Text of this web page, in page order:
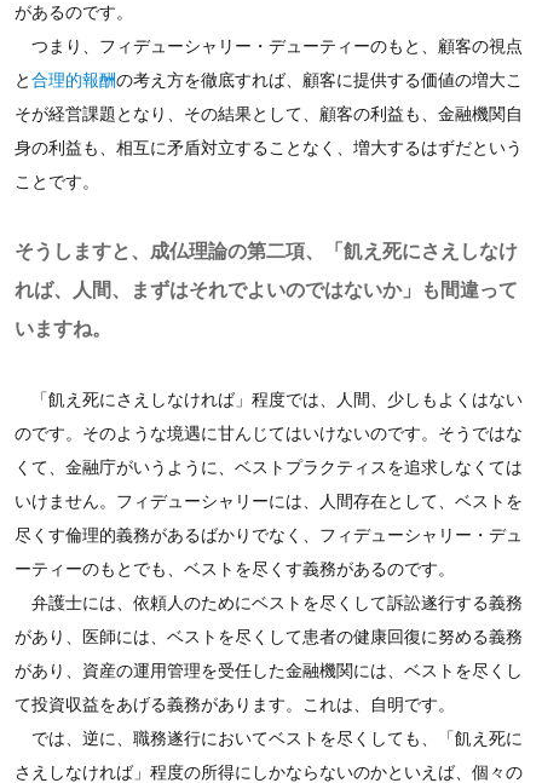
があるのです。
つまり、フィデューシャリー・デューティーのもと、顧客の視点
と合理的報酬の考え方を徹底すれば、顧客に提供する価値の増大こ
そが経営課題となり、その結果として、顧客の利益も、金融機関自
身の利益も、相互に矛盾対立することなく、増大するはずだという
ことです。
そうしますと、成仏理論の第二項、「飢え死にさえしなけ
れば、人間、まずはそれでよいのではないか」も間違って
いますね。
「飢え死にさえしなければ」程度では、人間、少しもよくはない
のです。そのような境遇に甘んじてはいけないのです。そうではな
くて、金融庁がいうように、ベストプラクティスを追求しなくては
いけません。フィデューシャリーには、人間存在として、ベストを
尽くす倫理的義務があるばかりでなく、フィデューシャリー・デュ
ーティーのもとでも、ベストを尽くす義務があるのです。
弁護士には、依頼人のためにベストを尽くして訴訟遂行する義務
があり、医師には、ベストを尽くして患者の健康回復に努める義務
があり、資産の運用管理を受任した金融機関には、ベストを尽くし
て投資収益をあげる義務があります。これは、自明です。
では、逆に、職務遂行においてベストを尽くしても、「飢え死に
さえしなければ」程度の所得にしかならないのかといえば、個々の